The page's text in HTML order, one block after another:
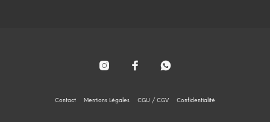
Contact Mentions Légales CGU / CGV Confidentialité